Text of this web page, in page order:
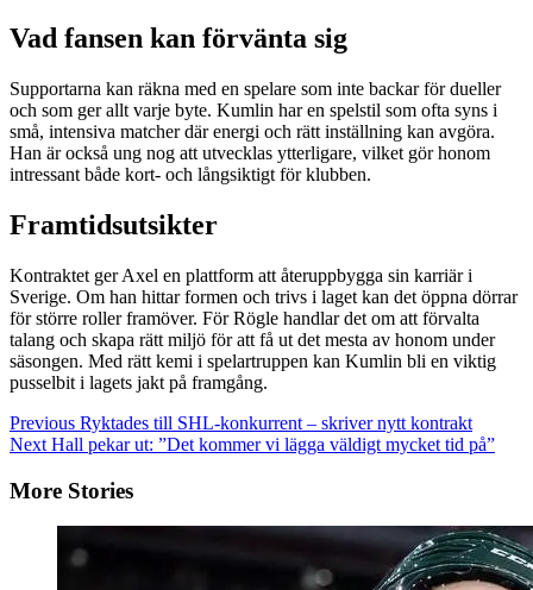
Vad fansen kan förvänta sig
Supportarna kan räkna med en spelare som inte backar för dueller
och som ger allt varje byte. Kumlin har en spelstil som ofta syns i
små, intensiva matcher där energi och rätt inställning kan avgöra.
Han är också ung nog att utvecklas ytterligare, vilket gör honom
intressant både kort- och långsiktigt för klubben.
Framtidsutsikter
Kontraktet ger Axel en plattform att återuppbygga sin karriär i
Sverige. Om han hittar formen och trivs i laget kan det öppna dörrar
för större roller framöver. För Rögle handlar det om att förvalta
talang och skapa rätt miljö för att få ut det mesta av honom under
säsongen. Med rätt kemi i spelartruppen kan Kumlin bli en viktig
pusselbit i lagets jakt på framgång.
Continue
Reading
Previous Ryktades till SHL-konkurrent – skriver nytt kontrakt
Next Hall pekar ut: ”Det kommer vi lägga väldigt mycket tid på”
More Stories